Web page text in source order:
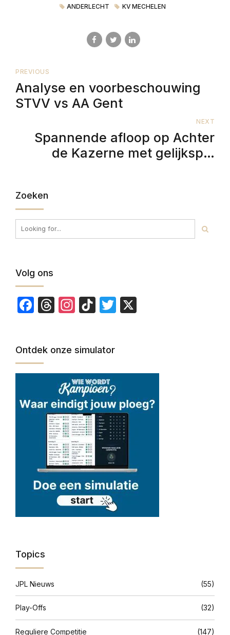
ANDERLECHT KV MECHELEN
PREVIOUS
Analyse en voorbeschouwing
STVV vs AA Gent
NEXT
Spannende afloop op Achter
de Kazerne met gelijkspel
Zoeken
Volg ons
Facebook
Threads
Instagram
TikTokTwitter
Ontdek onze simulator
Topics
JPL Nieuws (55)
Play-Offs (32)
Reguliere Competitie (147)